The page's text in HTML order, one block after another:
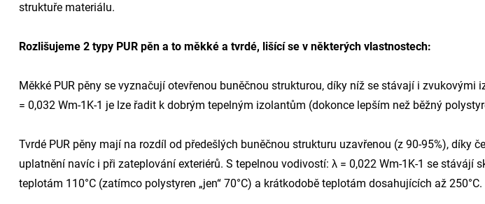
struktuře materiálu.
Rozlišujeme 2 typy PUR pěn a to měkké a tvrdé, lišící se v některých vlastnostech:
Měkké PUR pěny se vyznačují otevřenou buněčnou strukturou, díky níž se stávají i
= 0,032 Wm-1K-1 je lze řadit k dobrým tepelným izolantům (dokonce lepším než běžný
Tvrdé PUR pěny mají na rozdíl od předešlých buněčnou strukturu uzavřenou (z 90-95%),
uplatnění navíc i při zateplování exteriérů. S tepelnou vodivostí: λ = 0,022 Wm-1K-1 se
teplotám 110°C (zatímco polystyren „jen“ 70°C) a krátkodobě teplotám dosahujících až